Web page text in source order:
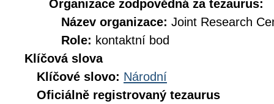
Organizace zodpovědná za tezaurus:
Název organizace: Joint Research
Role: kontaktní bod
Klíčová slova
Klíčové slovo: Národní
Oficiálně registrovaný tezaurus